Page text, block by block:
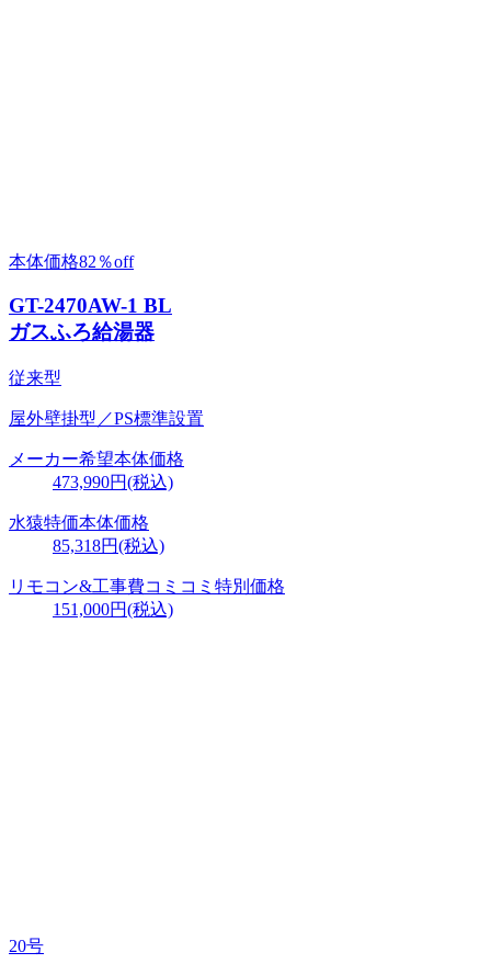
本体価格82％off
GT-2470AW-1 BL
ガスふろ給湯器
従来型
屋外壁掛型／PS標準設置
メーカー希望本体価格
473,990円(税込)
水猿特価本体価格
85,318円(税込)
リモコン&工事費コミコミ特別価格
151,000円(税込)
20号